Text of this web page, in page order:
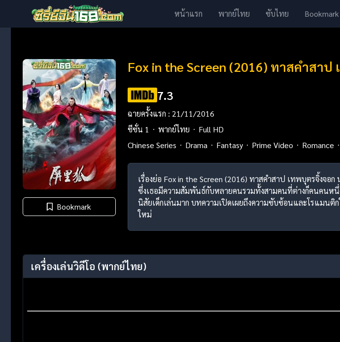
หน้าแรก พากย์ไทย ซับไทย Bookmark
Bookmark
Fox in the Screen (2016) ทาสคำสา
7.3
ฉายครั้งแรก : 21/11/2016
ซีซั่น 1
พากย์ไทย
Full HD
Chinese Series
Drama Fantasy Prime Video Romance
เรื่องย่อ Fox in the Screen (2016) ทาสคำสาป เทพบุตรจิ้งจอ
ซึ่งเธอมีความสัมพันธ์กับหลายคนรวมทั้งสามคนที่ต่างก็คนคนห
นิสัยเด็กเล่นมาก บทความเปิดเผยถึงความซับซ้อนและโรแมน
ใหม่
เครื่องเล่นวิดีโอ (พากย์ไทย)